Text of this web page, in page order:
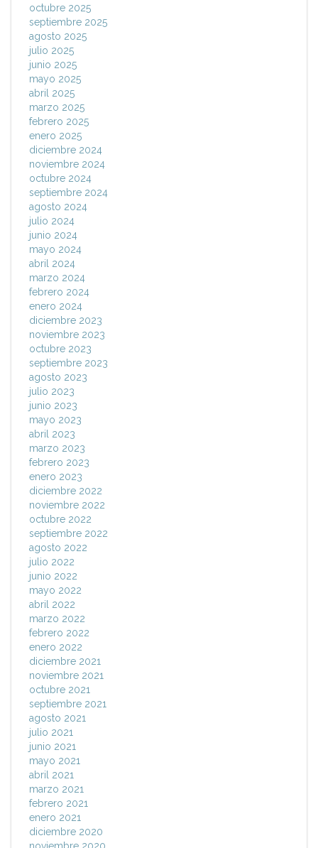
octubre 2025
septiembre 2025
agosto 2025
julio 2025
junio 2025
mayo 2025
abril 2025
marzo 2025
febrero 2025
enero 2025
diciembre 2024
noviembre 2024
octubre 2024
septiembre 2024
agosto 2024
julio 2024
junio 2024
mayo 2024
abril 2024
marzo 2024
febrero 2024
enero 2024
diciembre 2023
noviembre 2023
octubre 2023
septiembre 2023
agosto 2023
julio 2023
junio 2023
mayo 2023
abril 2023
marzo 2023
febrero 2023
enero 2023
diciembre 2022
noviembre 2022
octubre 2022
septiembre 2022
agosto 2022
julio 2022
junio 2022
mayo 2022
abril 2022
marzo 2022
febrero 2022
enero 2022
diciembre 2021
noviembre 2021
octubre 2021
septiembre 2021
agosto 2021
julio 2021
junio 2021
mayo 2021
abril 2021
marzo 2021
febrero 2021
enero 2021
diciembre 2020